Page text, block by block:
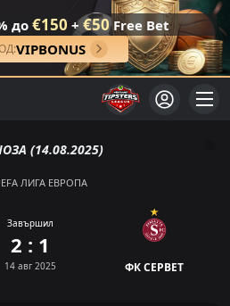
до €150 + €50Free Bet
VIPBONUS
(14.08.2025)
ЛИГА ЕВРОПА
Завършил
2 : 1
14 авг 2025 ФК СЕРВЕТ